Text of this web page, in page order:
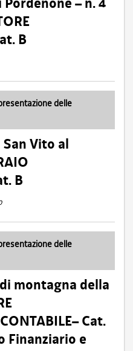
B
delle
Vito al
B
delle
montagna della
Cat.
Finanziario e